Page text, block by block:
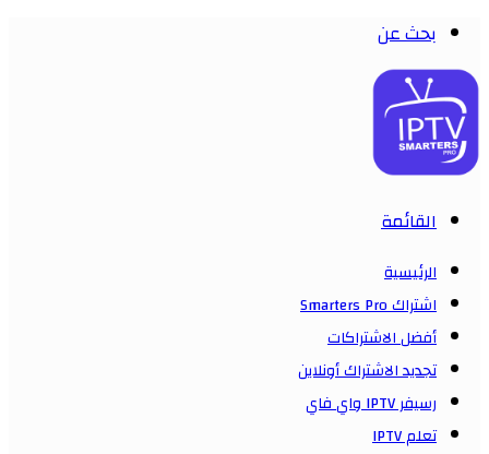
بحث عن
القائمة
الرئيسية
اشتراك Smarters Pro
أفضل الاشتراكات
تجديد الاشتراك أونلاين
رسيفر IPTV واي فاي
تعلم IPTV